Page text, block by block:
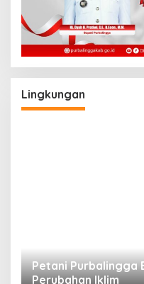
Lingkungan
Petani Purbalingga
Perubahan Iklim